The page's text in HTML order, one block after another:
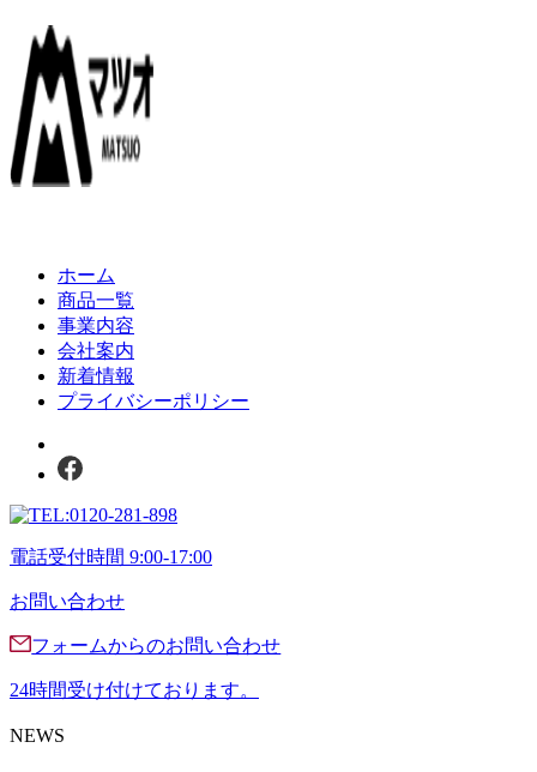
ホーム
商品一覧
事業内容
会社案内
新着情報
プライバシーポリシー
電話受付時間 9:00-17:00
お問い合わせ
フォームからのお問い合わせ
24時間受け付けております。
NEWS